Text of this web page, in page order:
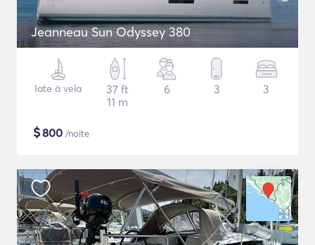
Jeanneau Sun Odyssey 380
Iate à vela
37 ft
11 m
6 3 3
$800 /noite